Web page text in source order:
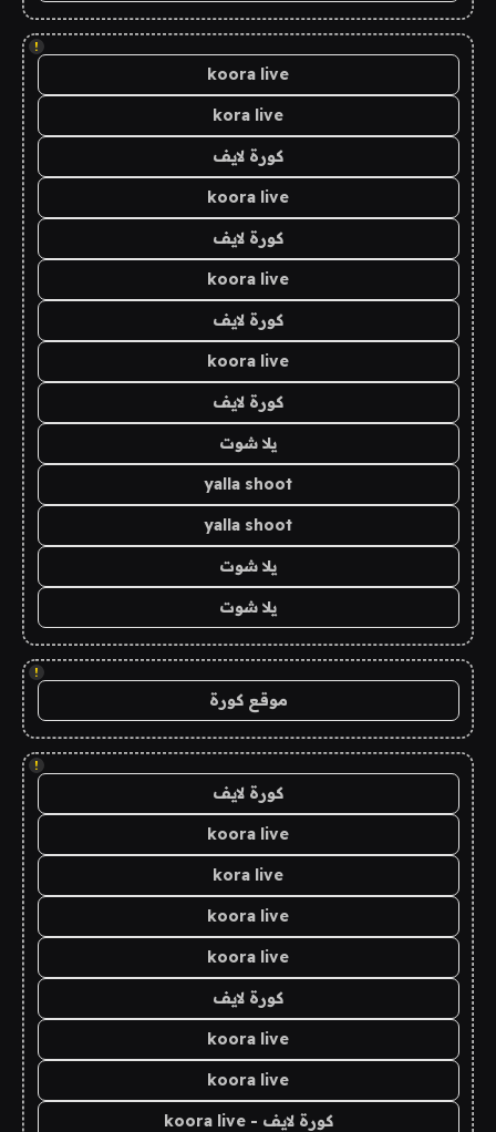
!
koora live
kora live
كورة لايف
koora live
كورة لايف
koora live
كورة لايف
koora live
كورة لايف
يلا شوت
yalla shoot
yalla shoot
يلا شوت
يلا شوت
!
موقع كورة
!
كورة لايف
koora live
kora live
koora live
koora live
كورة لايف
koora live
koora live
كورة لايف - koora live